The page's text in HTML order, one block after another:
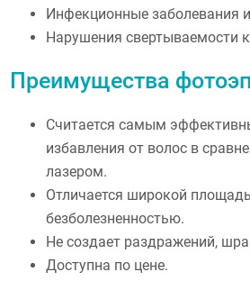
Инфекционные заболевания
Нарушения свертываемости
Преимущества
Считается самым
избавления от волос в
лазером.
Отличается широкой
безболезненностью.
Не создает раздражений,
Доступна по цене.